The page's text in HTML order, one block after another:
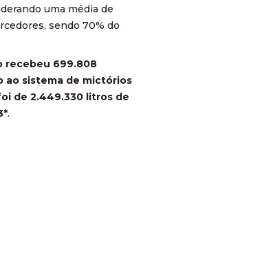
uma média de
sendo 70% do
recebeu 699.808
ao sistema de mictórios
de 2.449.330 litros de
.